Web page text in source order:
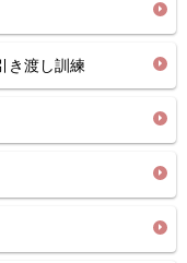
き渡し訓練